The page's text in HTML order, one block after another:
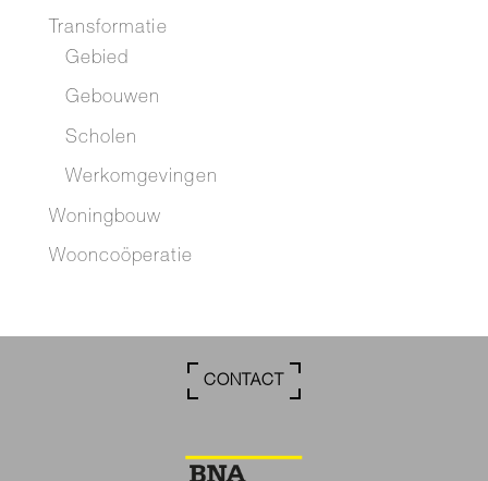
Transformatie
Gebied
Gebouwen
Scholen
Werkomgevingen
Woningbouw
Wooncoöperatie
CONTACT